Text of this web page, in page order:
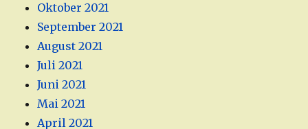
Oktober 2021
September 2021
August 2021
Juli 2021
Juni 2021
Mai 2021
April 2021